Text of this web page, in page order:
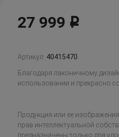
27 999 Р
Артикул: 40415470
Благодаря лаконичному
использовании и прекрасно
Продукция или ее
прав интеллектуальной
предназначены только для